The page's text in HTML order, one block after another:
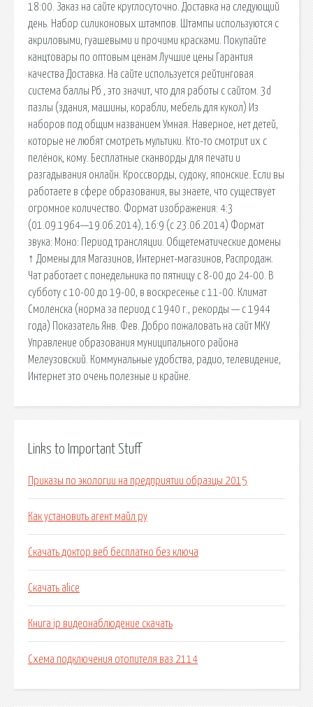
18:00. Заказ на сайте круглосуточно. Доставка на следующий
день. Набор силиконовых штампов. Штампы используются с
акриловыми, гуашевыми и прочими красками. Покупайте
канцтовары по оптовым ценам Лучшие цены Гарантия
качества Доставка. На сайте используется рейтинговая
система баллы Рб , это значит, что для работы с сайтом. 3d
пазлы (здания, машины, корабли, мебель для кукол) Из
наборов под общим названием Умная. Наверное, нет детей,
которые не любят смотреть мультики. Кто-то смотрит их с
пелёнок, кому. Бесплатные сканворды для печати и
разгадывания онлайн. Кроссворды, судоку, японские. Если вы
работаете в сфере образования, вы знаете, что существует
огромное количество. Формат изображения: 4:3
(01.09.1964—19.06.2014), 16:9 (с 23.06.2014) Формат
звука: Моно: Период трансляции. Общетематические домены
↑ Домены для Магазинов, Интернет-магазинов, Распродаж.
Чат работает с понедельника по пятницу с 8-00 до 24-00. В
субботу с 10-00 до 19-00, в воскресенье с 11-00. Климат
Смоленска (норма за период с 1940 г., рекорды — с 1944
года) Показатель Янв. Фев. Добро пожаловать на сайт МКУ
Управление образования муниципального района
Мелеузовский. Коммунальные удобства, радио, телевидение,
Интернет это очень полезные и крайне.
Links to Important Stuff
Приказы по экологии на предприятии образцы 2015
Как установить агент майл ру
Скачать доктор веб бесплатно без ключа
Скачать alice
Книга ip видеонаблюдение скачать
Схема подключения отопителя ваз 2114